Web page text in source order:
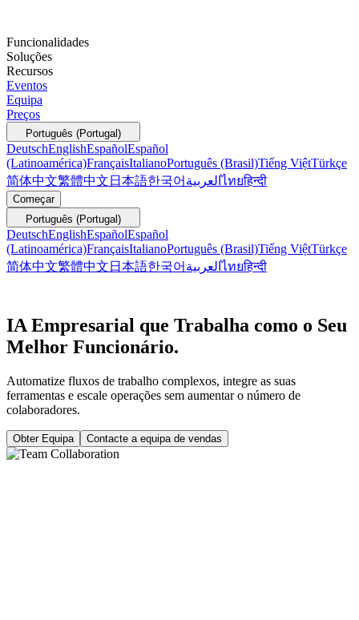
Funcionalidades
Soluções
Recursos
Eventos
Equipa
Preços
Português (Portugal)
DeutschEnglishEspañolEspañol
(Latinoamérica)FrançaisItalianoPortuguês (Brasil)Tiếng ViệtTürkçe
简体中文繁體中文 日本語한국어 العربيةไทยहिन्दी
Começar
Português (Portugal)
DeutschEnglishEspañolEspañol
(Latinoamérica)FrançaisItalianoPortuguês (Brasil)Tiếng ViệtTürkçe
简体中文繁體中文 日本語한국어 العربيةไทยहिन्दी
IA Empresarial que Trabalha como o Seu
Melhor Funcionário.
Automatize fluxos de trabalho complexos, integre as suas
ferramentas e escale operações sem aumentar o número de
colaboradores.
Obter Equipa Contacte a equipa de vendas